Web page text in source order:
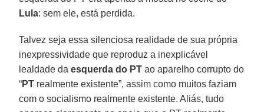
Lula: sem ele, está perdida.
Talvez seja essa silenciosa realidade de sua própria
inexpressividade que reproduz a inexplicável
lealdade daesquerda do PT ao aparelho corrupto do
“PT realmente existente”, assim como muitos faziam
com o socialismo realmente existente. Aliás, tudo